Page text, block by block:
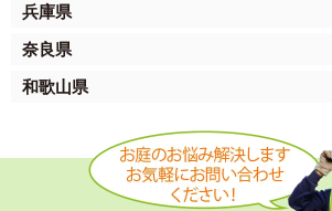
兵庫県
奈良県
和歌山県